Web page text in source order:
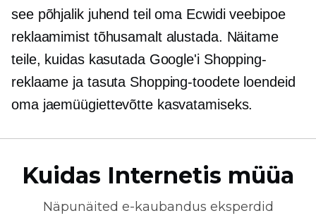
see põhjalik juhend teil oma Ecwidi veebipoe
reklaamimist tõhusamalt alustada. Näitame
teile, kuidas kasutada Google'i Shopping-
reklaame ja tasuta Shopping-toodete loendeid
oma jaemüügiettevõtte kasvatamiseks.
Kuidas Internetis müüa
Näpunäited e-kaubandus eksperdid